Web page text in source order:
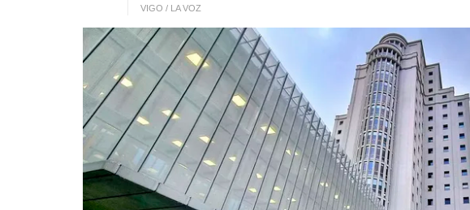
VIGO / LA VOZ